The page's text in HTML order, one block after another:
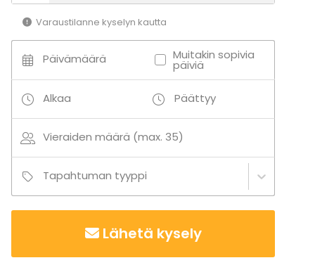
Keilaus
Laser- / värikuulasota
Mikroautoilu
Kiipeily / boulderointi
Veneily
Varaustilanne kyselyn kautta
Päivämäärä Muitakin sopivia
päiviä
Alkaa Päättyy
Vieraiden määrä (max. 35)
Tapahtuman tyyppi
Lähetä kysely